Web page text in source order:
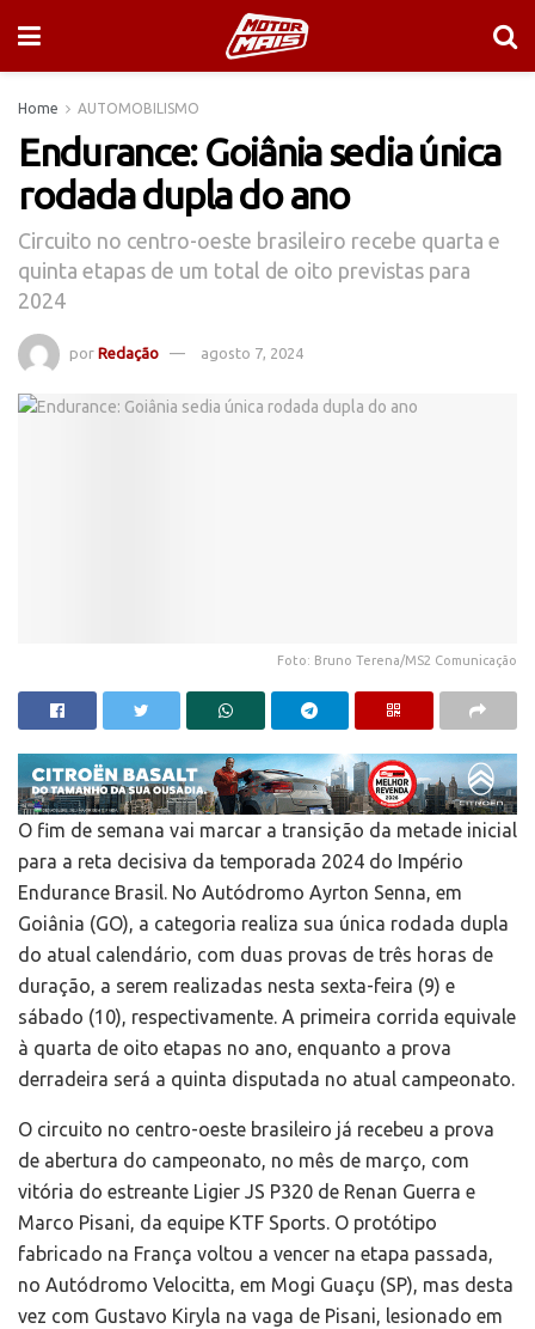
Home AUTOMOBILISMO
Endurance: Goiânia sedia única
rodada dupla do ano
Circuito no centro-oeste brasileiro recebe quarta e
quinta etapas de um total de oito previstas para
2024
por Redação agosto 7, 2024
Foto: Bruno Terena/MS2 Comunicação
O fim de semana vai marcar a transição da metade inicial
para a reta decisiva da temporada 2024 do Império
Endurance Brasil. No Autódromo Ayrton Senna, em
Goiânia (GO), a categoria realiza sua única rodada dupla
do atual calendário, com duas provas de três horas de
duração, a serem realizadas nesta sexta-feira (9) e
sábado (10), respectivamente. A primeira corrida equivale
à quarta de oito etapas no ano, enquanto a prova
derradeira será a quinta disputada no atual campeonato.
O circuito no centro-oeste brasileiro já recebeu a prova
de abertura do campeonato, no mês de março, com
vitória do estreante Ligier JS P320 de Renan Guerra e
Marco Pisani, da equipe KTF Sports. O protótipo
fabricado na França voltou a vencer na etapa passada,
no Autódromo Velocitta, em Mogi Guaçu (SP), mas desta
vez com Gustavo Kiryla na vaga de Pisani, lesionado em